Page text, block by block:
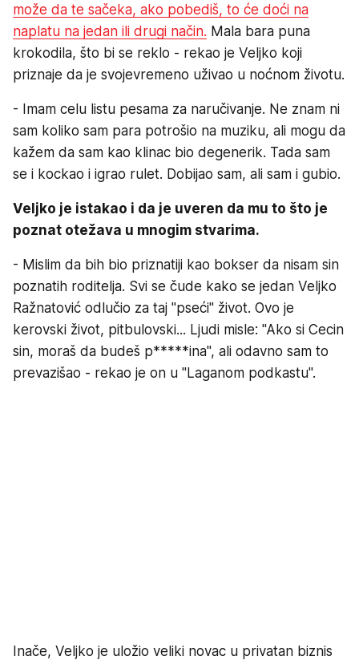
može da te sačeka, ako pobediš, to će doći na
naplatu na jedan ili drugi način. Mala bara puna
krokodila, što bi se reklo - rekao je Veljko koji
priznaje da je svojevremeno uživao u noćnom životu.
- Imam celu listu pesama za naručivanje. Ne znam ni
sam koliko sam para potrošio na muziku, ali mogu da
kažem da sam kao klinac bio degenerik. Tada sam
se i kockao i igrao rulet. Dobijao sam, ali sam i gubio.
Veljko je istakao i da je uveren da mu to što je
poznat otežava u mnogim stvarima.
- Mislim da bih bio priznatiji kao bokser da nisam sin
poznatih roditelja. Svi se čude kako se jedan Veljko
Ražnatović odlučio za taj "pseći" život. Ovo je
kerovski život, pitbulovski... Ljudi misle: "Ako si Cecin
sin, moraš da budeš p*****ina", ali odavno sam to
prevazišao - rekao je on u "Laganom podkastu".
Inače, Veljko je uložio veliki novac u privatan biznis